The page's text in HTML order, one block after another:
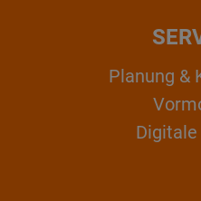
Planung &